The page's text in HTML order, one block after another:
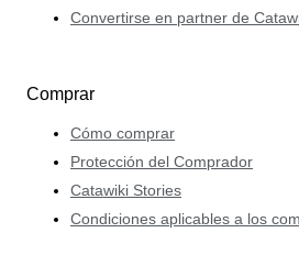
Convertirse en partner de
Comprar
Cómo comprar
Protección del Comprador
Catawiki Stories
Condiciones aplicables a los